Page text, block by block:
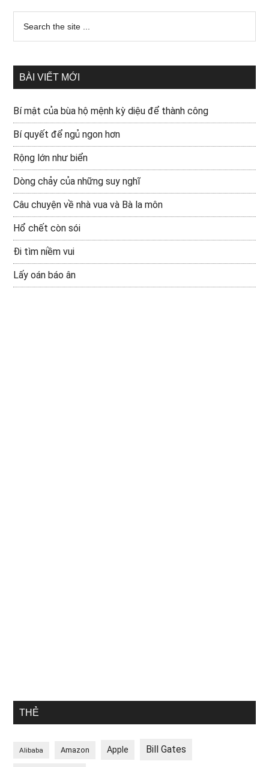
BÀI VIẾT MỚI
Bí mật của bùa hộ mệnh kỳ diệu để thành công
Bí quyết để ngủ ngon hơn
Rộng lớn như biển
Dòng chảy của những suy nghĩ
Câu chuyện về nhà vua và Bà la môn
Hổ chết còn sói
Đi tìm niềm vui
Lấy oán báo ân
THẺ
Alibaba Amazon Apple Bill Gates